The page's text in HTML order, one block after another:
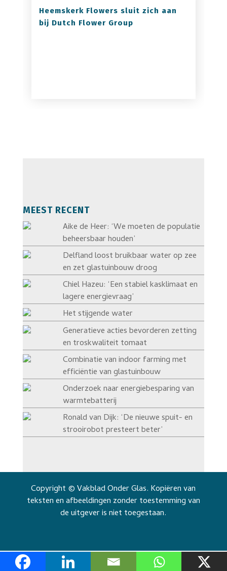
Heemskerk Flowers sluit zich aan
bij Dutch Flower Group
MEEST RECENT
Aike de Heer: ‘We moeten de populatie
beheersbaar houden’
Delfland loost bruikbaar water op zee
en zet glastuinbouw droog
Chiel Hazeu: ‘Een stabiel kasklimaat en
lagere energievraag’
Het stijgende water
Generatieve acties bevorderen zetting
en troskwaliteit tomaat
Combinatie van indoor farming met
efficiëntie van glastuinbouw
Onderzoek naar energiebesparing van
warmtebatterij
Ronald van Dijk: ‘De nieuwe spuit- en
strooirobot presteert beter’
Copyright © Vakblad Onder Glas. Kopiëren van
teksten en afbeeldingen zonder toestemming van
de uitgever is niet toegestaan.